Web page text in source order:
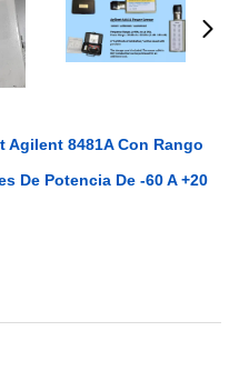
Agilent 8481A Con Rango
De Potencia De -60 A +20